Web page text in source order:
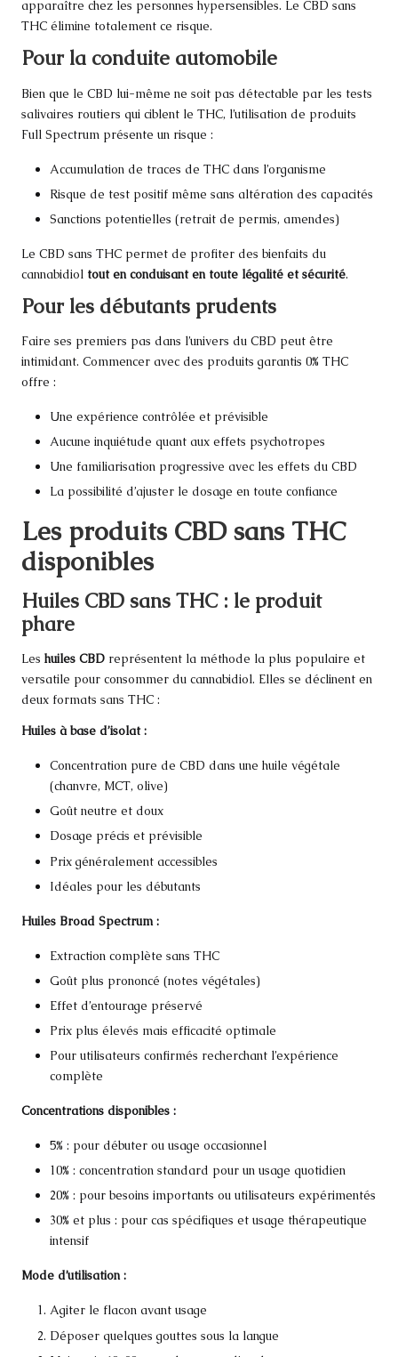
apparaître chez les personnes hypersensibles. Le CBD sans
THC élimine totalement ce risque.
Pour la conduite automobile
Bien que le CBD lui-même ne soit pas détectable par les tests
salivaires routiers qui ciblent le THC, l’utilisation de produits
Full Spectrum présente un risque :
Accumulation de traces de THC dans l’organisme
Risque de test positif même sans altération des capacités
Sanctions potentielles (retrait de permis, amendes)
Le CBD sans THC permet de profiter des bienfaits du
cannabidiol tout en conduisant en toute légalité et sécurité.
Pour les débutants prudents
Faire ses premiers pas dans l’univers du CBD peut être
intimidant. Commencer avec des produits garantis 0% THC
offre :
Une expérience contrôlée et prévisible
Aucune inquiétude quant aux effets psychotropes
Une familiarisation progressive avec les effets du CBD
La possibilité d’ajuster le dosage en toute confiance
Les produits CBD sans THC
disponibles
Huiles CBD sans THC : le produit
phare
Les huiles CBD représentent la méthode la plus populaire et
versatile pour consommer du cannabidiol. Elles se déclinent en
deux formats sans THC :
Huiles à base d’isolat :
Concentration pure de CBD dans une huile végétale
(chanvre, MCT, olive)
Goût neutre et doux
Dosage précis et prévisible
Prix généralement accessibles
Idéales pour les débutants
Huiles Broad Spectrum :
Extraction complète sans THC
Goût plus prononcé (notes végétales)
Effet d’entourage préservé
Prix plus élevés mais efficacité optimale
Pour utilisateurs confirmés recherchant l’expérience
complète
Concentrations disponibles :
5% : pour débuter ou usage occasionnel
10% : concentration standard pour un usage quotidien
20% : pour besoins importants ou utilisateurs expérimentés
30% et plus : pour cas spécifiques et usage thérapeutique
intensif
Mode d’utilisation :
Agiter le flacon avant usage
Déposer quelques gouttes sous la langue